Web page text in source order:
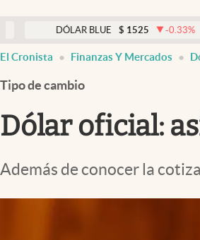
Otras secciones
Clima
DÓLAR BLUE $ 1525 -0.33%
El Cronista Finanzas Y Mercados
Tipo de cambio
Dólar oficial:
Además de conocer la